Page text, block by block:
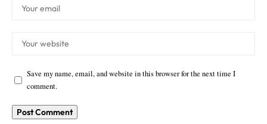
Save my name, email, and website in this browser for the next time I
comment.